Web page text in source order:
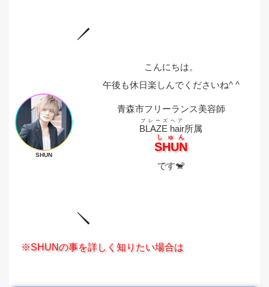
SHUN
こんにちは。
午後も休日楽しんでくださいね^ ^
青森市フリーランス美容師
BLAZE hair
ブレーズヘア
所属
SHUN
しゅん
です🐒
※SHUNの事を詳しく知りたい場合は